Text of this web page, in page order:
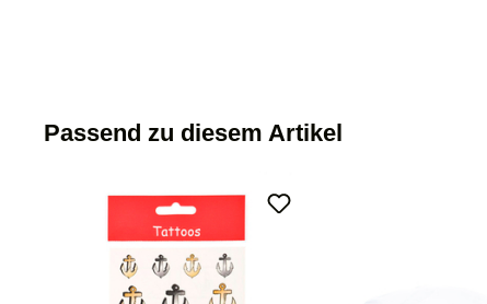
Passend zu diesem Artikel